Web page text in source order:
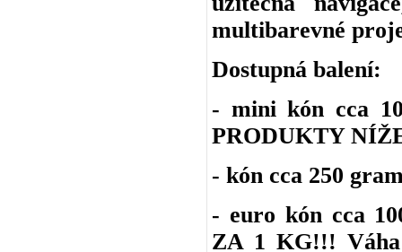
multibarevné
Dostupná balení:
- mini kón cca
PRODUKTY
- kón cca 250
- euro kón cca
ZA 1 KG!!!